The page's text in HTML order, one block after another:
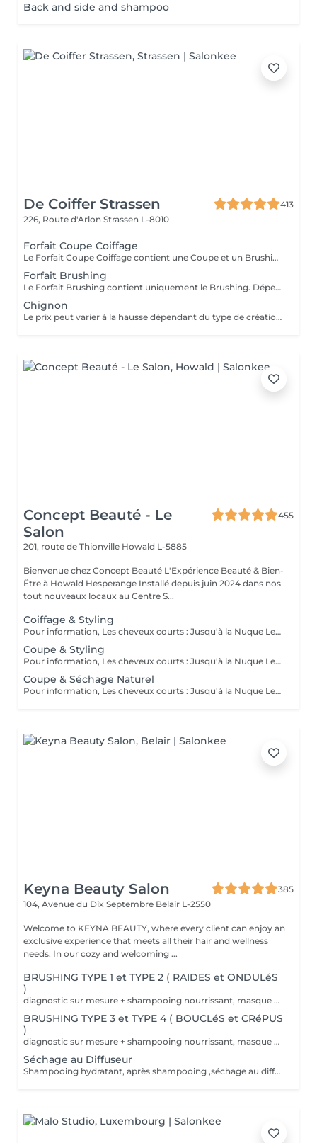
Back and side and shampoo
De Coiffer Strassen
413
226, Route d'Arlon Strassen L-8010
Forfait Coupe Coiffage
Le Forfait Coupe Coiffage contient une Coupe et un Brushing. Dépendant de la longueur des cheveux, le prix peut varier. En cas de questions veuillez appeler au +352 26 31 07 11.
Forfait Brushing
Le Forfait Brushing contient uniquement le Brushing. Dépendant de la longueur des cheveux, le prix peut varier. En cas de questions veuillez appeler au +352 26 31 07 11.
Chignon
Le prix peut varier à la hausse dépendant du type de création finalement réalisée.
Concept Beauté - Le
Salon
455
201, route de Thionville Howald L-5885
Bienvenue chez Concept Beauté L'Expérience Beauté & Bien-
Être à Howald Hesperange Installé depuis juin 2024 dans nos
tout nouveaux locaux au Centre S...
Coiffage & Styling
Pour information, Les cheveux courts : Jusqu'à la Nuque Les cheveux mi-longs : Jusqu'à l'épaule Les cheveux longs : En dessous de l'épaule Un supplément sera demandé pour les cheveux très longs, (jusqu'au milieu du dos)
Coupe & Styling
Pour information, Les cheveux courts : Jusqu'à la Nuque Les cheveux mi-longs : Jusqu'à l'épaule Les cheveux longs : En dessous de l'épaule Un supplément sera demandé pour les cheveux très longs, (jusqu'au milieu du dos)
Coupe & Séchage Naturel
Pour information, Les cheveux courts : Jusqu'à la Nuque Les cheveux mi-longs : Jusqu'à l'épaule Les cheveux longs : En dessous de l'épaule Un supplément sera demandé pour les cheveux très long, (jusqu'au milieu du dos)
Keyna Beauty Salon
385
104, Avenue du Dix Septembre Belair L-2550
Welcome to KEYNA BEAUTY, where every client can enjoy an
exclusive experience that meets all their hair and wellness
needs. In our cozy and welcoming ...
BRUSHING TYPE 1 et TYPE 2 ( RAIDES et ONDULéS
)
diagnostic sur mesure + shampooing nourrissant, masque hydratant ,coiffage sérum et fixation finale. Important: cheveux sans tresse ni noeuds à l'arrivée; tout noeuds ou tressage entraîne l'annulation et 50% de la prestation est retenu. Toute arrivée retardée de 15-30 minutes ou plus entraînera l'annulation automatique du rendez-vous.
BRUSHING TYPE 3 et TYPE 4 ( BOUCLéS et CRéPUS
)
diagnostic sur mesure + shampooing nourrissant, masque hydratant ,coiffage sérum et fixation finale. Important: cheveux sans tresse ni noeuds à l'arrivée; tout noeuds ou tressage entraîne l'annulation et 50% de la prestation est retenu. Toute arrivée retardée de 15-30 minutes ou plus entraînera l'annulation automatique du rendez-vous.
Séchage au Diffuseur
Shampooing hydratant, après shampooing ,séchage au diffuseur sérum et fixation finale. Important: cheveux sans tresse ni nud à l'arrivée; tout nud ou tressage entraîne l'annulation et 50% de la prestation est retenu. Toute arrivée retardée de 15-30 minutes ou plus entraînera l'annulation automatique du rendez-vous.